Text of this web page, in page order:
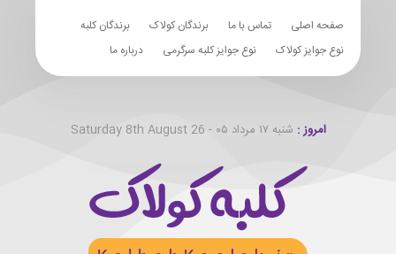
صفحه اصلی تماس با ما برندگان کولاک
برندگان کلبه
نوع جوایز کولاک
نوع جوایز کلبه سرگرمی درباره ما
امروز : شنبه ۱۷ مرداد ۰۵ - Saturday 8th August 26